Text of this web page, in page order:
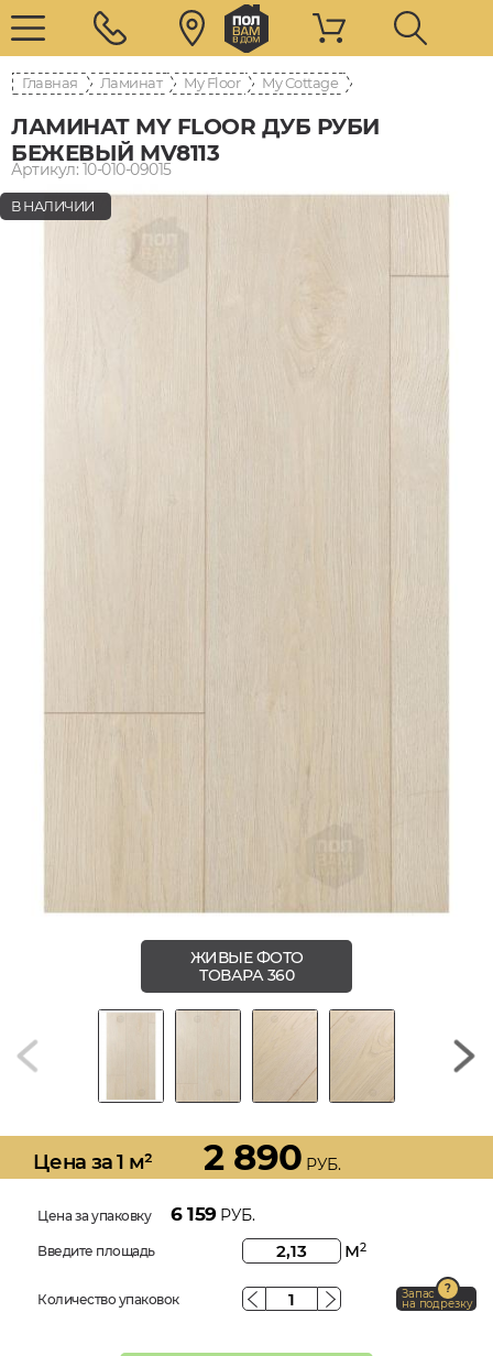
Главная Ламинат My Floor My Cottage
ЛАМИНАТ MY FLOOR ДУБ РУБИ
БЕЖЕВЫЙ MV8113
Артикул: 10-010-09015
В НАЛИЧИИ
ЖИВЫЕ ФОТО
ТОВАРА 360
Цена за 1 м² 2 890 РУБ.
Цена за упаковку 6 159РУБ.
Введите площадь м2
Количество упаковок Запас
на подрезку